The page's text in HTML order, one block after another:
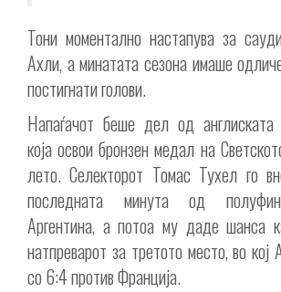
Тони моментално настапува за
Ахли, а минатата сезона имаше
постигнати голови.
Напаѓачот беше дел од англиската
која освои бронзен медал на
лето. Селекторот Томас Тухел го
последната минута од
Аргентина, а потоа му даде шанса
натпреварот за третото место, во кој
со 6:4 против Франција.